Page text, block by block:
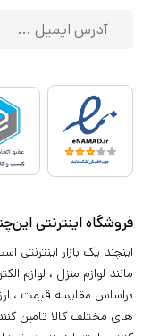
فروشگاه اینترنتی
اینچند یک بازار
مانند لوازم منزل ، لوازم
براساس مقایسه قیمت ،
های مختلف کالا تامین